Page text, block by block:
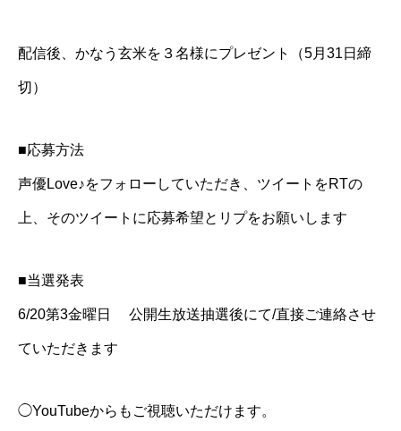
配信後、かなう玄米を３名様にプレゼント（5月31日締
切）
■応募方法
声優Love♪をフォローしていただき、ツイートをRTの
上、そのツイートに応募希望とリプをお願いします
■当選発表
6/20第3金曜日 公開生放送抽選後にて/直接ご連絡させ
ていただきます
◯YouTubeからもご視聴いただけます。